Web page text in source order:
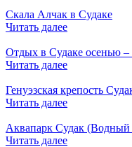
Скала Алчак в Судаке
Читать далее
Отдых в Судаке осенью –
Читать далее
Генуэзская крепость
Читать далее
Аквапарк Судак
Читать далее